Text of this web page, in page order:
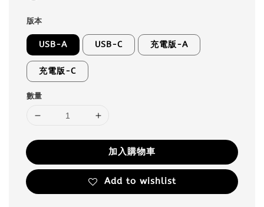
版本
USB-A USB-C 充電版-A
充電版-C
數量
加入購物車
Add to wishlist